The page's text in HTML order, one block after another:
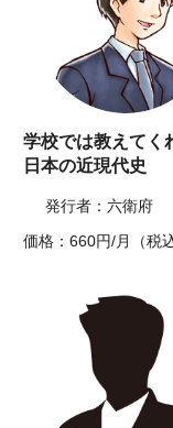
学校では教えてく
日本の近現代史
発行者：六衛府
価格：660円/月（税込